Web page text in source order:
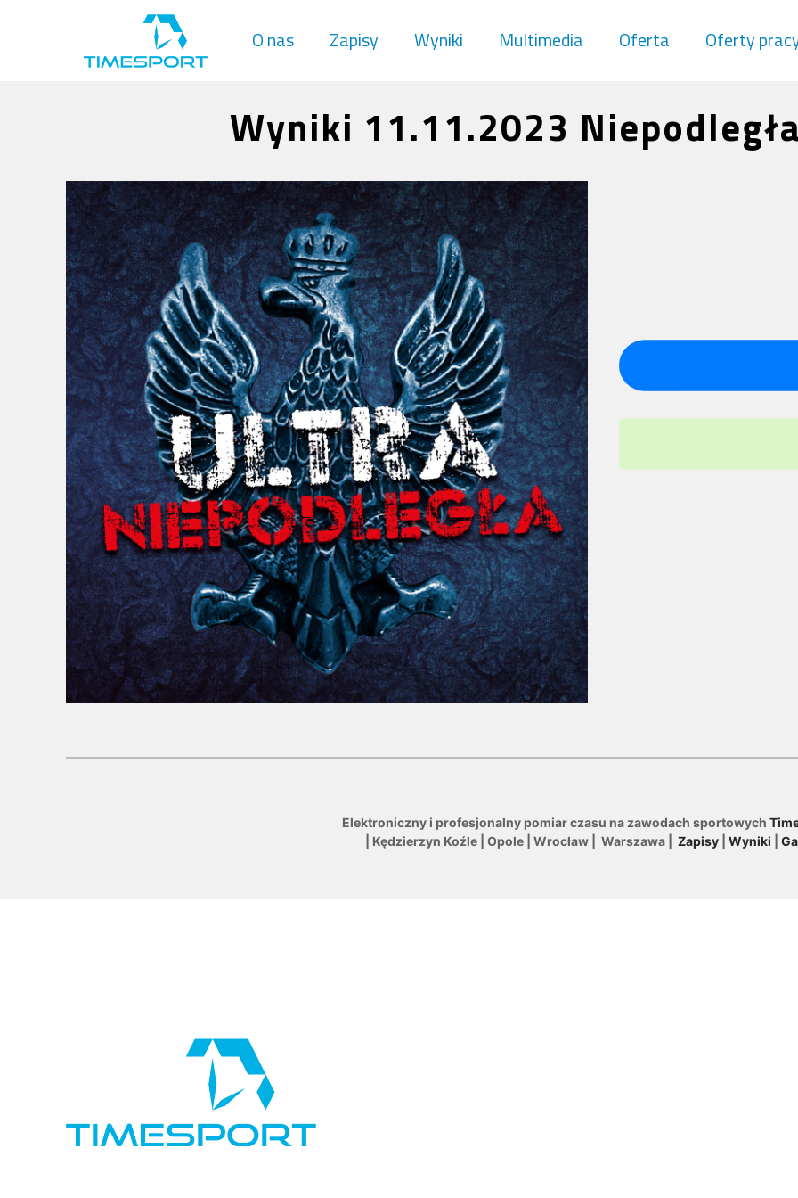
O nas Zapisy Wyniki Multimedia Oferta Oferty
Wyniki 11.11.2023
Elektroniczny i profesjonalny pomiar czasu na zawodach sportowych
| Kędzierzyn Koźle | Opole | Wrocław | Warszawa | Zapisy| Wyniki